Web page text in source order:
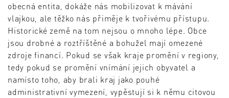
obecná entita, dokáže nás mobilizovat k mávání
vlajkou, ale těžko nás přiměje k tvořivému přístupu.
Historické země na tom nejsou o mnoho lépe. Obce
jsou drobné a roztříštěné a bohužel mají omezené
zdroje financí. Pokud se však kraje promění v regiony,
tedy pokud se promění vnímání jejich obyvatel a
namísto toho, aby brali kraj jako pouhé
administrativní vymezení, vypěstují si k němu citovou